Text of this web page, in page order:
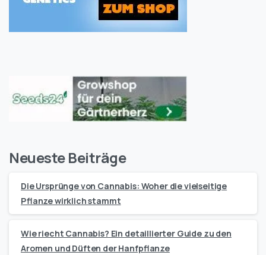
Neueste Beiträge
Die Ursprünge von Cannabis: Woher die vielseitige
Pflanze wirklich stammt
Wie riecht Cannabis? Ein detaillierter Guide zu den
Aromen und Düften der Hanfpflanze